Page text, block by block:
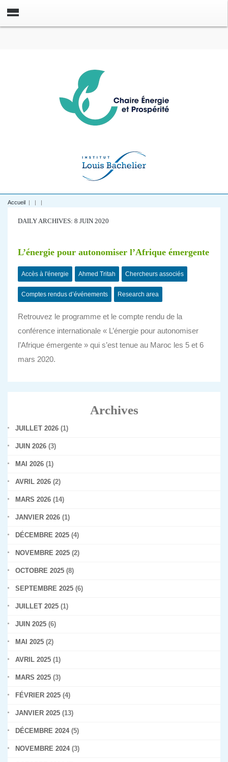
Accueil | | |
DAILY ARCHIVES: 8 JUIN 2020
L’énergie pour autonomiser l’Afrique émergente
Accès à l'énergie Ahmed Tritah Chercheurs associés
Comptes rendus d’événements Research area
Retrouvez le programme et le compte rendu de la
conférence internationale « L’énergie pour autonomiser
l’Afrique émergente » qui s’est tenue au Maroc les 5 et 6
mars 2020.
Archives
JUILLET 2026 (1)
JUIN 2026 (3)
MAI 2026 (1)
AVRIL 2026 (2)
MARS 2026 (14)
JANVIER 2026 (1)
DÉCEMBRE 2025 (4)
NOVEMBRE 2025 (2)
OCTOBRE 2025 (8)
SEPTEMBRE 2025 (6)
JUILLET 2025 (1)
JUIN 2025 (6)
MAI 2025 (2)
AVRIL 2025 (1)
MARS 2025 (3)
FÉVRIER 2025 (4)
JANVIER 2025 (13)
DÉCEMBRE 2024(5)
NOVEMBRE 2024(3)